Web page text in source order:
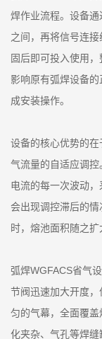
焊作业流程。设备
之间，再将信号连
固后即可投入使用
影响原有弧焊设备
成安装操作。
设备的核心优势的
气流量的自适应调
电流的每一次波动
会出现调控滞后的
时，熔池面积随之扩
弧焊WGFACS省气
节阀迅速加大开度
匀的气幕，全面覆
化夹杂、气孔等焊